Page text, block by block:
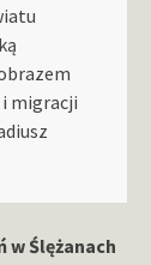
migracji
Ślężanach